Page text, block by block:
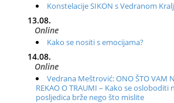
Konstelacije SIKON s Vedranom
13.08.
Online
Kako se nositi s emocijama?
14.08.
Online
Vedrana Meštrović: ONO ŠTO VAM
REKAO O TRAUMI – Kako se osloboditi
posljedica brže nego što mislite